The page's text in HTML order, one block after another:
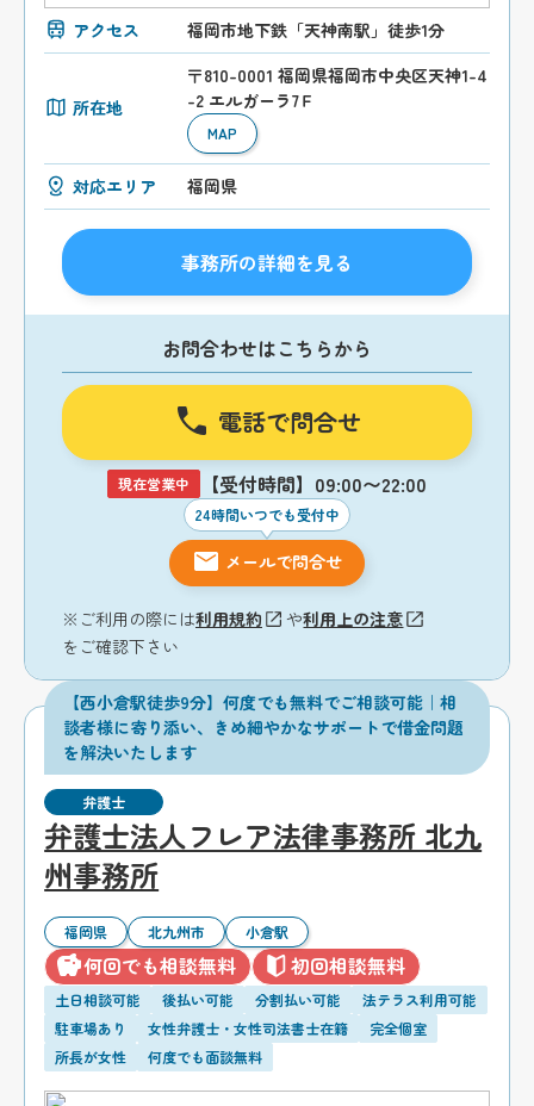
アクセス 福岡市地下鉄「天神南駅」徒歩1分
所在地
〒810-0001 福岡県福岡市中央区天神1-4
-2 エルガーラ7Ｆ
MAP
対応エリア 福岡県
事務所の詳細を見る
お問合わせはこちらから
電話で問合せ
現在営業中 【受付時間】09:00〜22:00
24時間いつでも受付中
メールで問合せ
※ご利用の際には利用規約 や利用上の注意
をご確認下さい
【西小倉駅徒歩9分】何度でも無料でご相談可能｜相
談者様に寄り添い、きめ細やかなサポートで借金問題
を解決いたします
弁護士
弁護士法人フレア法律事務所 北九
州事務所
福岡県 北九州市 小倉駅
何回でも相談無料 初回相談無料
土日相談可能 後払い可能 分割払い可能
法テラス利用可能
駐車場あり
女性弁護士・女性司法書士在籍
完全個室
所長が女性
何度でも面談無料